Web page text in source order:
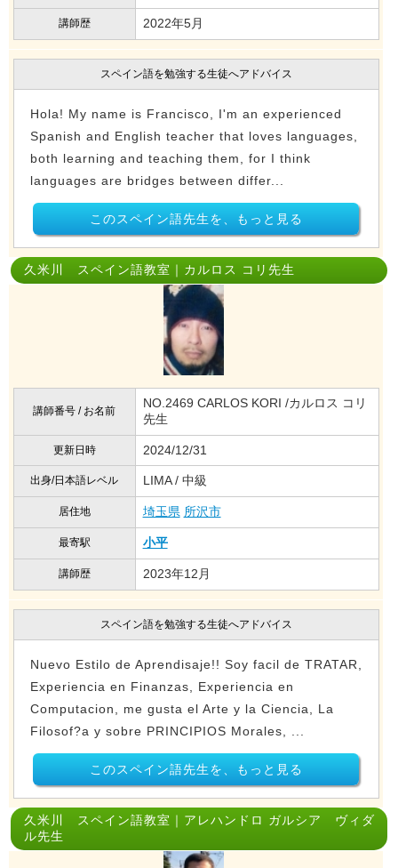
講師歴 2022年5月
スペイン語を勉強する生徒へアドバイス
Hola! My name is Francisco, I'm an experienced
Spanish and English teacher that loves languages,
both learning and teaching them, for I think
languages are bridges between differ...
このスペイン語先生を、もっと見る
久米川 スペイン語教室｜カルロス コリ先生
講師番号 / お名前
NO.2469 CARLOS KORI /カルロス コリ
先生
更新日時 2024/12/31
出身/日本語レベル LIMA / 中級
居住地 埼玉県 所沢市
最寄駅 小平
講師歴 2023年12月
スペイン語を勉強する生徒へアドバイス
Nuevo Estilo de Aprendisaje!! Soy facil de TRATAR,
Experiencia en Finanzas, Experiencia en
Computacion, me gusta el Arte y la Ciencia, La
Filosof?a y sobre PRINCIPIOS Morales, ...
このスペイン語先生を、もっと見る
久米川 スペイン語教室｜アレハンドロ ガルシア ヴィダ
ル先生